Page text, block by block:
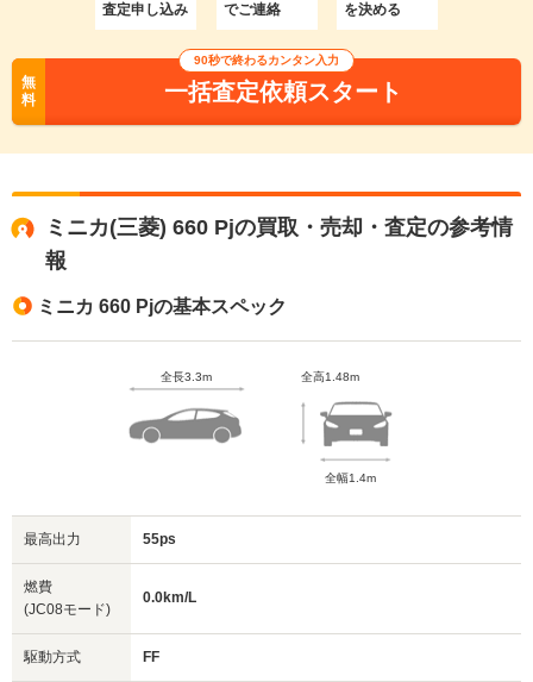
査定申し込み
でご連絡
を決める
無
料
90秒で終わるカンタン入力
一括査定依頼スタート
ミニカ(三菱) 660 Pjの買取・売却・査定の参考情
報
ミニカ 660 Pjの基本スペック
全長3.3m 全高1.48m
全幅1.4m
最高出力 55ps
燃費
(JC08モード)
0.0km/L
駆動方式 FF